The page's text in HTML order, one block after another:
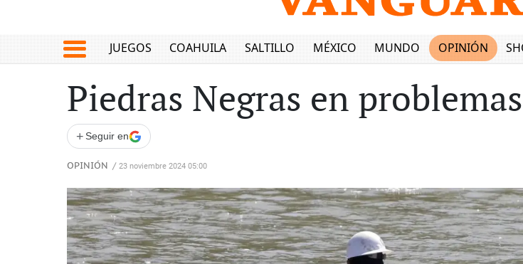
JUEGOS COAHUILA SALTILLO MÉXICO MUNDO OPINIÓN
Piedras Negras en
+ Seguir en
OPINIÓN / 23 noviembre 2024 05:00